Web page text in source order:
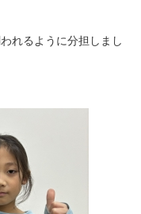
れるように分担しまし